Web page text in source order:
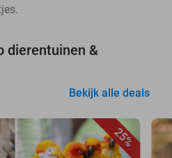
dierentuinen &
Bekijk alle deals
25%